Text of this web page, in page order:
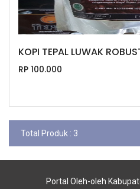
KOPI TEPAL LUWAK
RP 100.000
Total Produk : 3
Portal Oleh-oleh